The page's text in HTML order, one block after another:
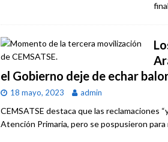
el Gobierno deje de echar
18 mayo, 2023 admin
CEMSATSE destaca que las reclamaciones
Atención Primaria, pero se pospusieron